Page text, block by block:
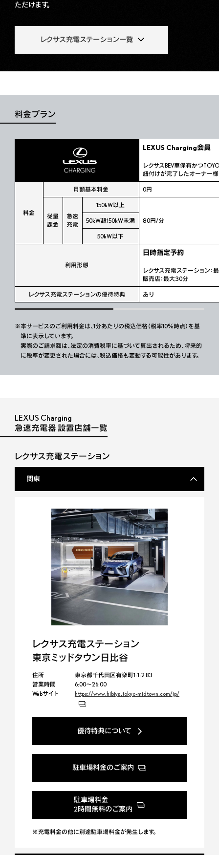
ただけます。
レクサス充電ステーション一覧
料金プラン
LEXUS Charging会員
レクサスBEV車保有かつ
紐付けが完了したオーナー様
料金
月額基本料金 0円
従量
課金
急速
充電
150kW以上
80円/分
50kW超150kW未満
50kW以下
利用形態
日時指定予約
レクサス充電ステーション：
販売店：最大30分
レクサス充電ステーションの優待特典 あり
※本サービスのご利用料金は、1分あたりの税込価格（税率10％時点）を基
準に表示しています。
実際のご請求額は、法定の消費税率に基づいて算出されるため、将来的
に税率が変更された場合には、税込価格も変動する可能性があります。
LEXUS Charging
急速充電器 設置店舗一覧
レクサス充電ステーション
関東
レクサス充電ステーション
東京ミッドタウン日比谷
住所
東京都千代田区有楽町1-1-2 B3
営業時間
6:00～26:00
Webサイト
https://www.hibiya.tokyo-midtown.com/jp/
優待特典について
駐車場料金のご案内
駐車場料金
2時間無料のご案内
※充電料金の他に別途駐車場料金が発生します。